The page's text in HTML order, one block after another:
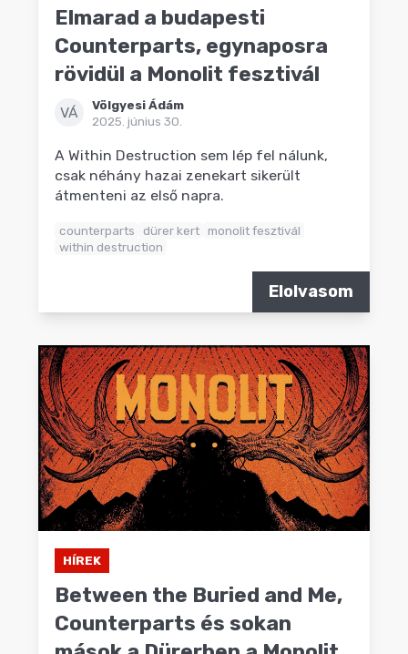
Elmarad a budapesti
Counterparts, egynaposra
rövidül a Monolit fesztivál
VÁ
Völgyesi Ádám
2025. június 30.
A Within Destruction sem lép fel nálunk,
csak néhány hazai zenekart sikerült
átmenteni az első napra.
counterparts dürer kert monolit fesztivál
within destruction
Elolvasom
HÍREK
Between the Buried and Me,
Counterparts és sokan